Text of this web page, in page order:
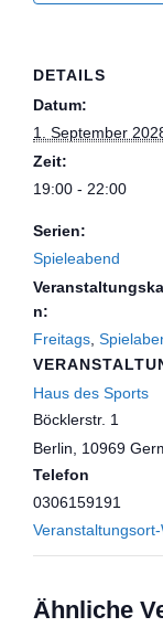
DETAILS
Datum:
1. September
Zeit:
19:00 - 22:00
Serien:
Spieleabend
n:
Freitags,
Haus des Sports
Böcklerstr. 1
Berlin, 10969
Telefon
0306159191
Ähnliche